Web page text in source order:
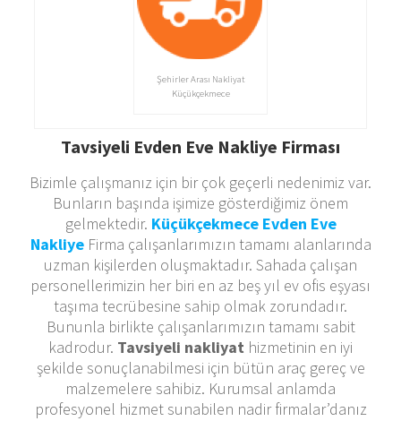
Şehirler Arası Nakliyat
Küçükçekmece
Tavsiyeli Evden Eve Nakliye Firması
Bizimle çalışmanız için bir çok geçerli nedenimiz var.
Bunların başında işimize gösterdiğimiz önem
gelmektedir. Küçükçekmece Evden Eve
NakliyeFirma çalışanlarımızın tamamı alanlarında
uzman kişilerden oluşmaktadır. Sahada çalışan
personellerimizin her biri en az beş yıl ev ofis eşyası
taşıma tecrübesine sahip olmak zorundadır.
Bununla birlikte çalışanlarımızın tamamı sabit
kadrodur. Tavsiyeli nakliyat hizmetinin en iyi
şekilde sonuçlanabilmesi için bütün araç gereç ve
malzemelere sahibiz. Kurumsal anlamda
profesyonel hizmet sunabilen nadir firmalar’danız